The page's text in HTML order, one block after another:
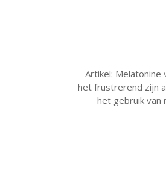
Artikel:
het frustrerend zijn
het gebruik van